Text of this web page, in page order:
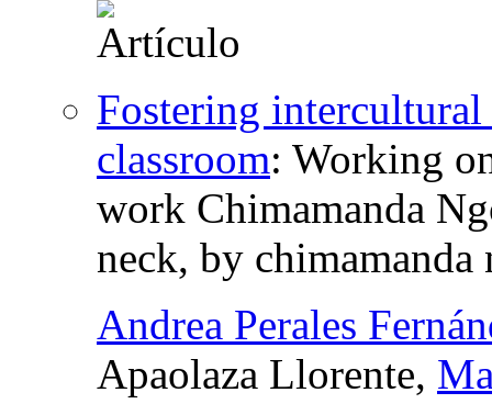
Fostering
classroom: Working
work Chimamanda
neck, by chimamanda
Andrea Perales
Apaolaza Llorente,